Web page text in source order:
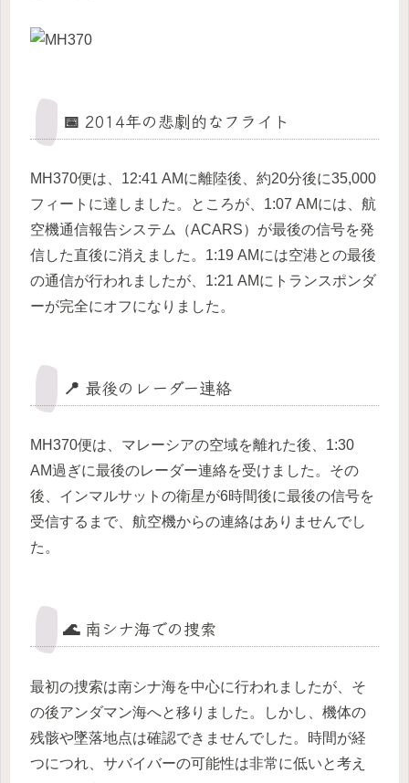
📅 2014年の悲劇的なフライト
MH370便は、12:41 AMに離陸後、約20分後に35,000
フィートに達しました。ところが、1:07 AMには、航
空機通信報告システム（ACARS）が最後の信号を発
信した直後に消えました。1:19 AMには空港との最後
の通信が行われましたが、1:21 AMにトランスポンダ
ーが完全にオフになりました。
📍 最後のレーダー連絡
MH370便は、マレーシアの空域を離れた後、1:30
AM過ぎに最後のレーダー連絡を受けました。その
後、インマルサットの衛星が6時間後に最後の信号を
受信するまで、航空機からの連絡はありませんでし
た。
🌊 南シナ海での捜索
最初の捜索は南シナ海を中心に行われましたが、そ
の後アンダマン海へと移りました。しかし、機体の
残骸や墜落地点は確認できませんでした。時間が経
つにつれ、サバイバーの可能性は非常に低いと考え